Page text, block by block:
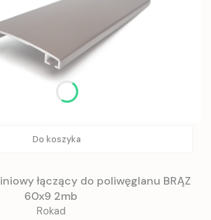
Do koszyka
łączący do poliwęglanu BRĄZ
60x9 2mb
Rokad